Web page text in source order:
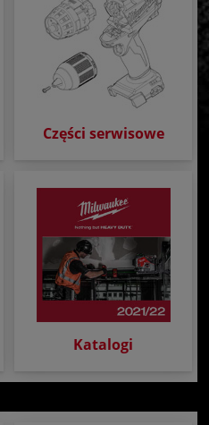
Części serwisowe
Katalogi